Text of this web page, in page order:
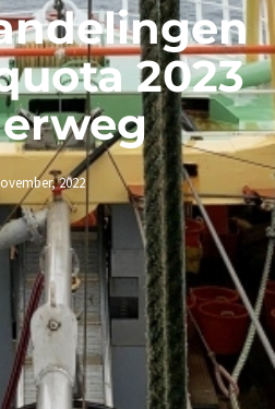
2023
2022